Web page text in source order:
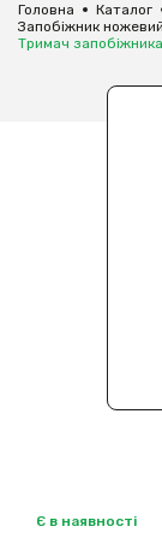
Головна Каталог
Запобіжник
Тримач запобіжника
Є в наявності